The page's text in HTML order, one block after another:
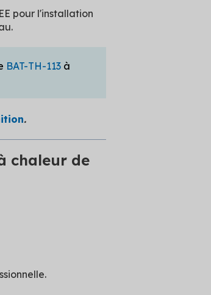
pour l'installation
BAT-TH-113à
.
chaleur de